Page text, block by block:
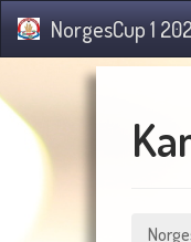
NorgesCup 1